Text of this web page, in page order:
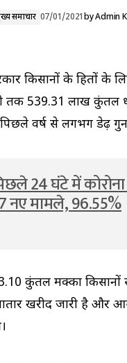
समाचार 07/01/2021byAdmin K
किसानों के हितों के
तक 539.31 लाख कुंतल
वर्ष से लगभग डेढ़
24 घंटे में
नए मामले, 96.55%
कुंतल मक्का किसानों
खरीद जारी है और